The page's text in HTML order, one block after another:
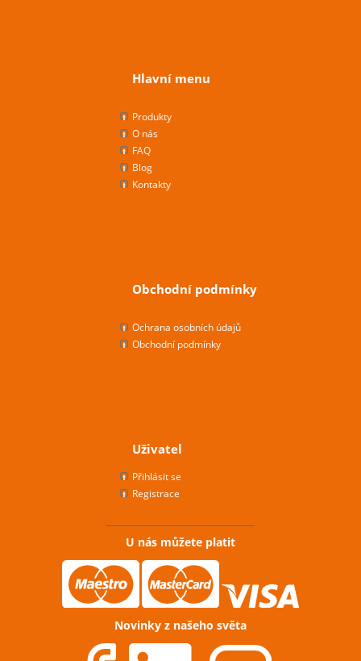
Hlavní menu
Produkty
O nás
FAQ
Blog
Kontakty
Obchodní podmínky
Ochrana osobních údajů
Obchodní podmínky
Uživatel
Přihlásit se
Registrace
U nás můžete platit
Novinky z našeho světa